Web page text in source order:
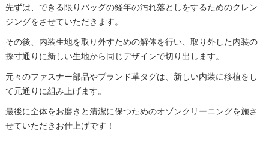
先ずは、できる限りバッグの経年の汚れ落としをするためのクレン
ジングをさせていただきます。
その後、内装生地を取り外すための解体を行い、取り外した内装の
採寸通りに新しい生地から同じデザインで切り出します。
元々のファスナー部品やブランド革タグは、新しい内装に移植をし
て元通りに組み上げます。
最後に全体をお磨きと清潔に保つためのオゾンクリーニングを施さ
せていただきお仕上げです！